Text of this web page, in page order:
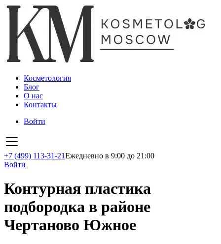
Косметология
Блог
О нас
Контакты
Войти
+7 (499) 113-31-21Ежедневно в 9:00 до 21:00
Войти
Контурная пластика
подбородка в районе
Чертаново Южное